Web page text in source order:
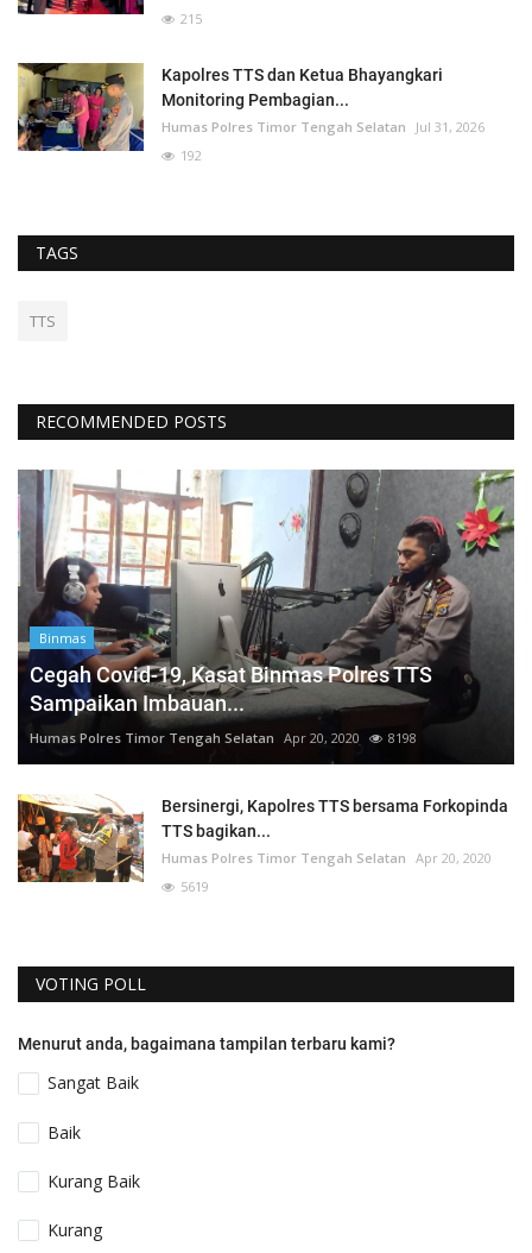
215
Kapolres TTS dan Ketua Bhayangkari
Monitoring Pembagian...
Humas Polres Timor Tengah Selatan
Jul 31, 2026
192
TAGS
TTS
RECOMMENDED POSTS
Binmas
Cegah Covid-19, Kasat Binmas Polres TTS
Sampaikan Imbauan...
Humas Polres Timor Tengah Selatan Apr 20, 2020 8198
Bersinergi, Kapolres TTS bersama Forkopinda
TTS bagikan...
Humas Polres Timor Tengah Selatan Apr 20, 2020
5619
VOTING POLL
Menurut anda, bagaimana tampilan terbaru kami?
Sangat Baik
Baik
Kurang Baik
Kurang